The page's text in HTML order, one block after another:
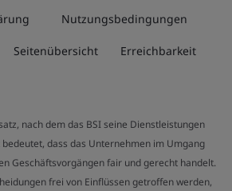
Nutzungsbedingungen
Seitenübersicht Erreichbarkeit
nach dem das BSI seine Dienstleistungen
dass das Unternehmen im Umgang
Geschäftsvorgängen fair und gerecht handelt.
frei von Einflüssen getroffen werden,